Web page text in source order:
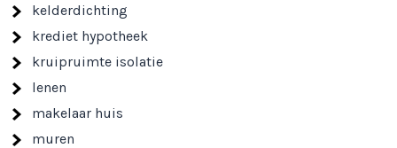
kelderdichting
krediet hypotheek
kruipruimte isolatie
lenen
makelaar huis
muren